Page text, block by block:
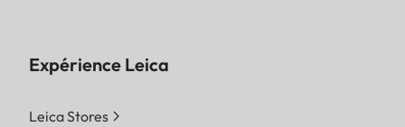
Expérience Leica
Leica Stores